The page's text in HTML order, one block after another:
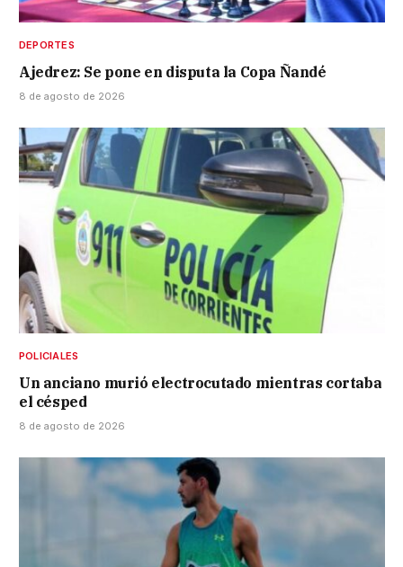
DEPORTES
Ajedrez: Se pone en disputa la Copa Ñandé
8 de agosto de 2026
POLICIALES
Un anciano murió electrocutado mientras cortaba
el césped
8 de agosto de 2026